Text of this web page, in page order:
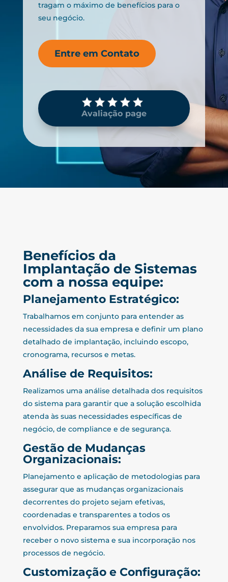
tragam o máximo de benefícios para o
seu negócio.
Entre em Contato
Avaliação page
Benefícios da
Implantação de Sistemas
com a nossa equipe:
Planejamento Estratégico:
Trabalhamos em conjunto para entender as
necessidades da sua empresa e definir um plano
detalhado de implantação, incluindo escopo,
cronograma, recursos e metas.
Análise de Requisitos:
Realizamos uma análise detalhada dos requisitos
do sistema para garantir que a solução escolhida
atenda às suas necessidades específicas de
negócio, de compliance e de segurança.
Gestão de Mudanças
Organizacionais:
Planejamento e aplicação de metodologias para
assegurar que as mudanças organizacionais
decorrentes do projeto sejam efetivas,
coordenadas e transparentes a todos os
envolvidos. Preparamos sua empresa para
receber o novo sistema e sua incorporação nos
processos de negócio.
Customização e Configuração: